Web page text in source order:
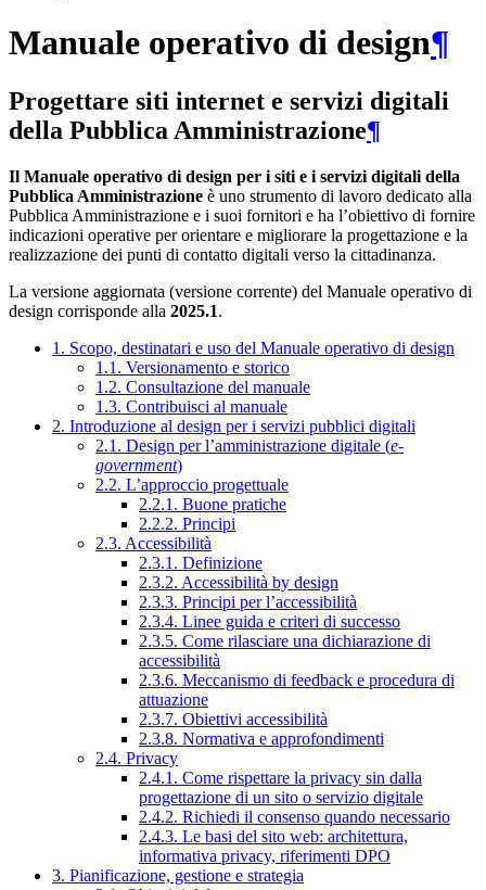
Manuale operativo di design¶
Progettare siti internet e servizi digitali
della Pubblica Amministrazione¶
Il Manuale operativo di design per i siti e i servizi digitali della
Pubblica Amministrazione è uno strumento di lavoro dedicato alla
Pubblica Amministrazione e i suoi fornitori e ha l’obiettivo di fornire
indicazioni operative per orientare e migliorare la progettazione e la
realizzazione dei punti di contatto digitali verso la cittadinanza.
La versione aggiornata (versione corrente) del Manuale operativo di
design corrisponde alla 2025.1.
1. Scopo, destinatari e uso del Manuale operativo di design
1.1. Versionamento e storico
1.2. Consultazione del manuale
1.3. Contribuisci al manuale
2. Introduzione al design per i servizi pubblici digitali
2.1. Design per l’amministrazione digitale (e-
government)
2.2. L’approccio progettuale
2.2.1. Buone pratiche
2.2.2. Principi
2.3. Accessibilità
2.3.1. Definizione
2.3.2. Accessibilità by design
2.3.3. Principi per l’accessibilità
2.3.4. Linee guida e criteri di successo
2.3.5. Come rilasciare una dichiarazione di
accessibilità
2.3.6. Meccanismo di feedback e procedura di
attuazione
2.3.7. Obiettivi accessibilità
2.3.8. Normativa e approfondimenti
2.4. Privacy
2.4.1. Come rispettare la privacy sin dalla
progettazione di un sito o servizio digitale
2.4.2. Richiedi il consenso quando necessario
2.4.3. Le basi del sito web: architettura,
informativa privacy, riferimenti DPO
3. Pianificazione, gestione e strategia